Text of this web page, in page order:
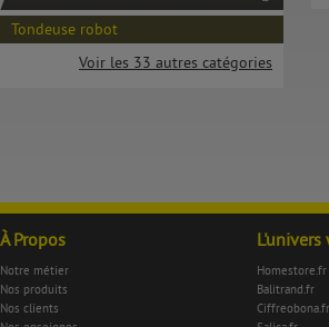
Tondeuse robot
Voir les 33 autres catégories
À Propos
Notre métier
Nos produits
Nos clients
Homestore.fr
Balitrand.fr
Ciffreobona.fr